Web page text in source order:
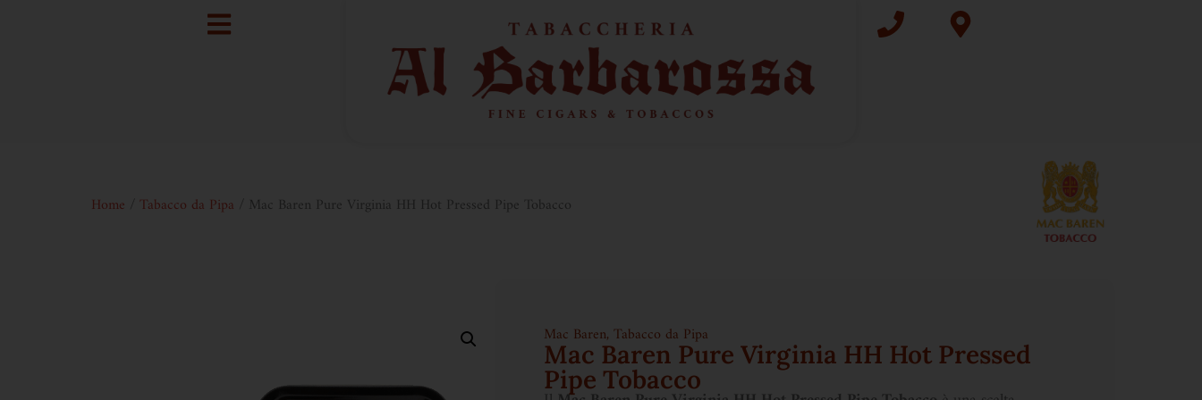
Home Tabacco da Pipa / Mac Baren Pure Virginia HH Hot Pressed Pipe Tobacco
Mac Baren, Tabacco da Pipa
Mac Baren Pure Virginia HH Hot Pressed
Pipe Tobacco